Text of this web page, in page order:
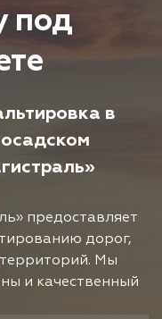
под
в
предоставляет
дорог,
Мы
и качественный